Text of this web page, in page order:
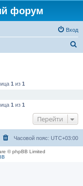
форум
Вход
1 из 1
1 из 1
Перейти
Часовой пояс: UTC+03:00
© phpBB Limited